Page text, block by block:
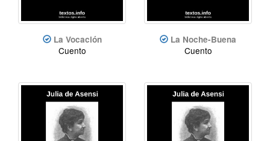
La Vocación
Cuento
La Noche-Buena
Cuento